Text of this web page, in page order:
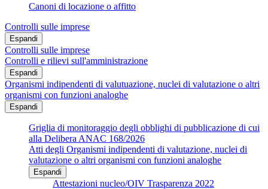
Canoni di locazione o affitto
Controlli sulle imprese
Espandi
Controlli sulle imprese
Controlli e rilievi sull'amministrazione
Espandi
Organismi indipendenti di valutuazione, nuclei di valutazione o altri
organismi con funzioni analoghe
Espandi
Griglia di monitoraggio degli obblighi di pubblicazione di cui
alla Delibera ANAC 168/2026
Atti degli Organismi indipendenti di valutazione, nuclei di
valutazione o altri organismi con funzioni analoghe
Espandi
Attestazioni nucleo/OIV Trasparenza 2022